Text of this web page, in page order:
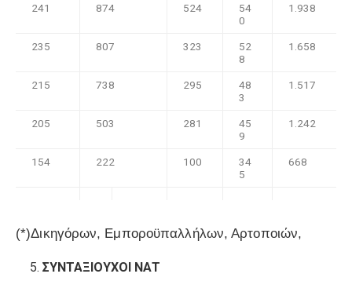
241 874 524
54
0
1.938
235 807 323
52
8
1.658
215 738 295
48
3
1.517
205 503 281
45
9
1.242
154 222 100
34
5
668
(*)Δικηγόρων, Εμποροϋπαλλήλων, Αρτοποιών,
ΣΥΝΤΑΞΙΟΥΧΟΙ ΝΑΤ